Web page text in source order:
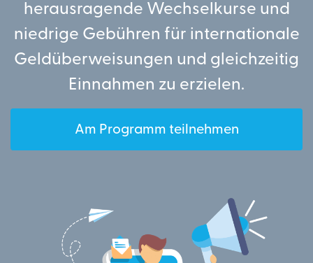
herausragende Wechselkurse und
niedrige Gebühren für internationale
Geldüberweisungen und gleichzeitig
Einnahmen zu erzielen.
Am Programm teilnehmen